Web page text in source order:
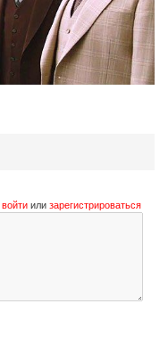
войти или зарегистрироваться